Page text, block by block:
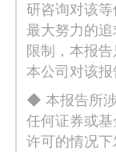
研咨询对该
最大努力的
限制，本报
本公司对该报
◆ 本报告所
任何证券或
许可的情况